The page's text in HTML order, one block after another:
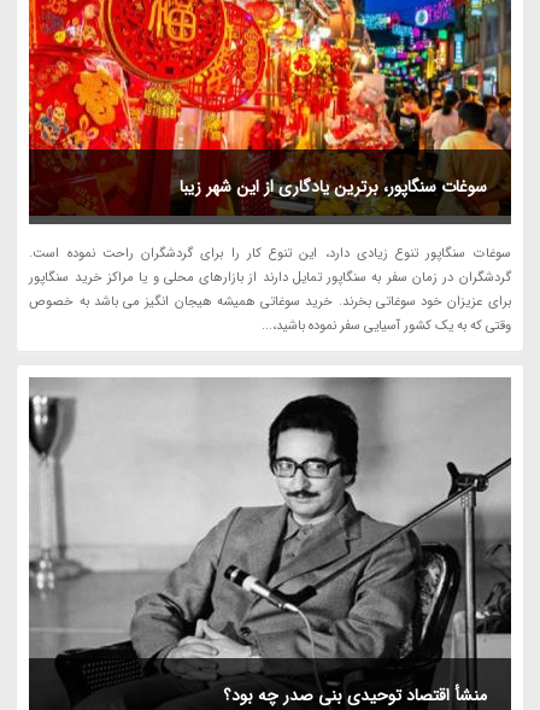
سوغات سنگاپور، برترین یادگاری از این شهر زیبا
سوغات سنگاپور تنوع زیادی دارد، این تنوع کار را برای گردشگران راحت نموده است.
گردشگران در زمان سفر به سنگاپور تمایل دارند از بازارهای محلی و یا مراکز خرید سنگاپور
برای عزیزان خود سوغاتی بخرند. خرید سوغاتی همیشه هیجان انگیز می باشد به خصوص
وقتی که به یک کشور آسیایی سفر نموده باشید،...
منشأ اقتصاد توحیدی بنی صدر چه بود؟